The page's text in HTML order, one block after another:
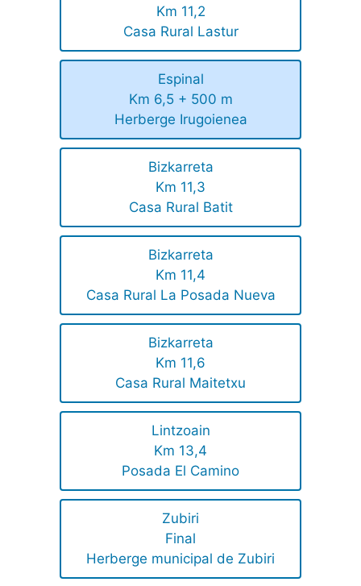
Km 11,2
Casa Rural Lastur
Espinal
Km 6,5 + 500 m
Herberge Irugoienea
Bizkarreta
Km 11,3
Casa Rural Batit
Bizkarreta
Km 11,4
Casa Rural La Posada Nueva
Bizkarreta
Km 11,6
Casa Rural Maitetxu
Lintzoain
Km 13,4
Posada El Camino
Zubiri
Final
Herberge municipal de Zubiri